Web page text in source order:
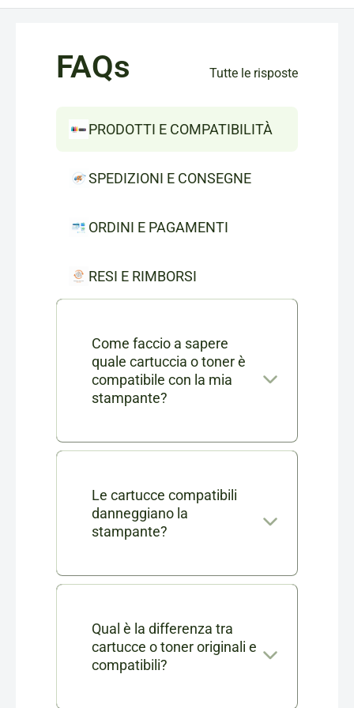
FAQs Tutte le risposte
PRODOTTI E COMPATIBILITÀ
SPEDIZIONI E CONSEGNE
ORDINI E PAGAMENTI
RESI E RIMBORSI
Come faccio a sapere
quale cartuccia o toner è
compatibile con la mia
stampante?
Nella scheda di ogni prodotto
completo dei modelli di
stampanti compatibili. Se ti
contattarci in chat o via mail a
indicando il modello della tua
stampante.
Le cartucce compatibili
danneggiano la
stampante?
No, le nostre cartucce
certificate per garantire le
stesse prestazioni delle
Qual è la differenza tra
cartucce o toner originali e
compatibili?